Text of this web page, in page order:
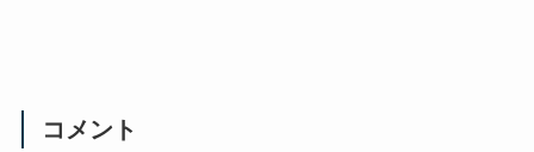
コメント